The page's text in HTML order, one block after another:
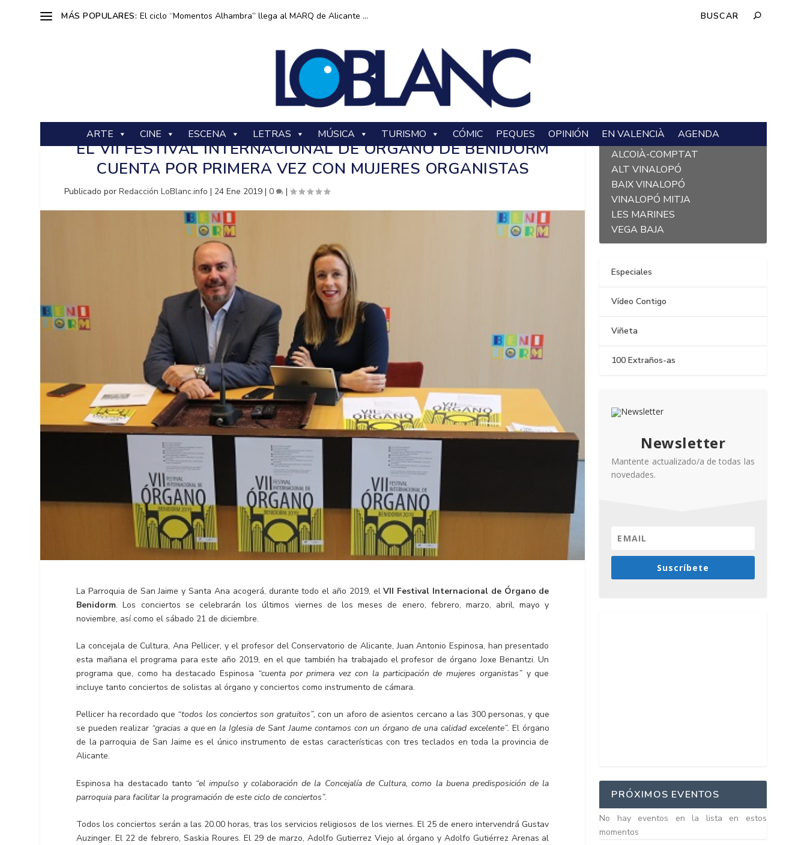
MÁS POPULARES: El ciclo “Momentos Alhambra” llega al MARQ de Alicante ...
ARTE CINE ESCENA LETRAS MÚSICA TURISMO CÓMIC PEQUES OPINIÓN EN VALENCIÀ AGENDA
EL VII FESTIVAL INTERNACIONAL DE ÓRGANO DE BENIDORM
CUENTA POR PRIMERA VEZ CON MUJERES ORGANISTAS
Publicado porRedacción LoBlanc.info | 24 Ene 2019 |0 |
La Parroquia de San Jaime y Santa Ana acogerá, durante todo el año 2019, elVII Festival Internacional de Órgano de
Benidorm. Los conciertos se celebrarán los últimos viernes de los meses de enero, febrero, marzo, abril, mayo y
noviembre, así como el sábado 21 de diciembre.
La concejala de Cultura, Ana Pellicer, y el profesor del Conservatorio de Alicante, Juan Antonio Espinosa, han presentado
esta mañana el programa para este año 2019, en el que también ha trabajado el profesor de órgano Joxe Benantzi. Un
programa que, como ha destacado Espinosa “cuenta por primera vez con la participación de mujeres organistas”y que
incluye tanto conciertos de solistas al órgano y conciertos como instrumento de cámara.
Pellicer ha recordado que “todos los conciertos son gratuitos”, con un aforo de asientos cercano a las 300 personas, y que
se pueden realizar “gracias a que en la Iglesia de Sant Jaume contamos con un órgano de una calidad excelente”. El órgano
de la parroquia de San Jaime es el único instrumento de estas características con tres teclados en toda la provincia de
Alicante.
Espinosa ha destacado tanto “el impulso y colaboración de la Concejalía de Cultura, como la buena predisposición de la
parroquia para facilitar la programación de este ciclo de conciertos”.
Todos los conciertos serán a las 20.00 horas, tras los servicios religiosos de los viernes. El 25 de enero intervendrá Gustav
Auzinger. El 22 de febrero, Saskia Roures. El 29 de marzo, Adolfo Gutierrez Viejo al órgano y Adolfo Gutiérrez Arenas al
L´ALACANTÍ
ALCOIÀ-COMPTAT
ALT VINALOPÓ
BAIX VINALOPÓ
VINALOPÓ MITJA
LES MARINES
VEGA BAJA
Especiales
Vídeo Contigo
Viñeta
100 Extraños-as
Newsletter
Mantente actualizado/a de todas las
novedades.
Suscríbete
PRÓXIMOS EVENTOS
No hay eventos en la lista en estos
momentos